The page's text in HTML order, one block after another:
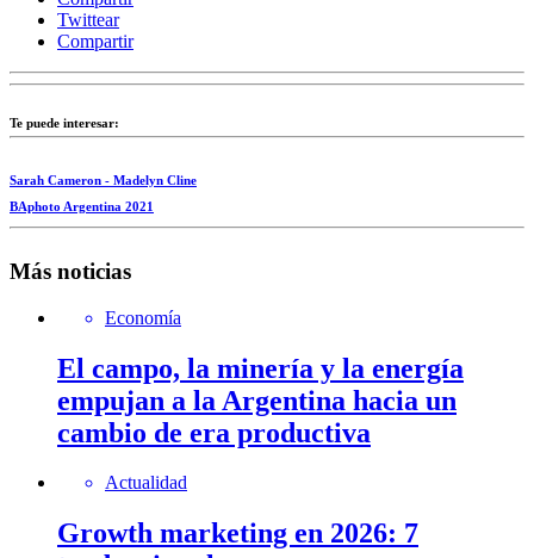
Twittear
Compartir
Te puede interesar:
Sarah Cameron - Madelyn Cline
BAphoto Argentina 2021
Más noticias
Economía
El campo, la minería y la energía
empujan a la Argentina hacia un
cambio de era productiva
Actualidad
Growth marketing en 2026: 7